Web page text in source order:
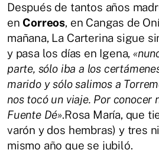
Después de tantos años
en Correos, en Cangas de
mañana, La Carterina sigue
y pasa los días en Igena,
parte, sólo iba a los
marido y sólo salimos a
nos tocó un viaje. Por conocer
Fuente Dé».Rosa María, que
varón y dos hembras) y tres
mismo año que se jubiló.